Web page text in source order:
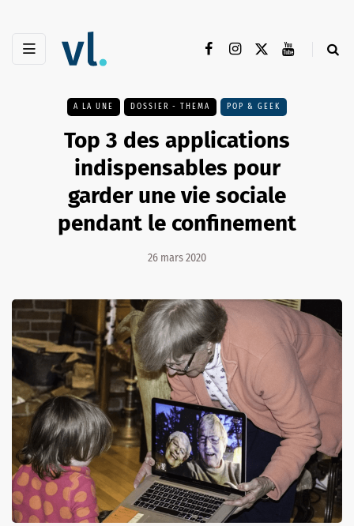
A LA UNE DOSSIER - THEMA POP & GEEK
Top 3 des applications
indispensables pour
garder une vie sociale
pendant le confinement
26 mars 2020